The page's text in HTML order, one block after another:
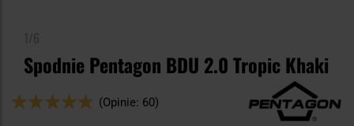
Spodnie Pentagon BDU 2.0 Tropic Khaki
Ocena:
(Opinie: 60)